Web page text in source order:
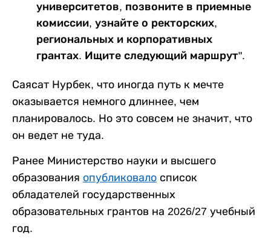
университетов, позвоните в приемные
комиссии, узнайте о ректорских,
региональных и корпоративных
грантах. Ищите следующий маршрут".
Саясат Нурбек, что иногда путь к мечте
оказывается немного длиннее, чем
планировалось. Но это совсем не значит, что
он ведет не туда.
Ранее Министерство науки и высшего
образования опубликовало список
обладателей государственных
образовательных грантов на 2026/27 учебный
год.